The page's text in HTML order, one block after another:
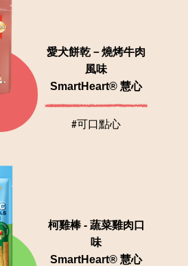
愛犬餅乾－燒烤牛肉
風味
SmartHeart® 慧心
#可口點心
柯雞棒 - 蔬菜雞肉口
味
SmartHeart® 慧心